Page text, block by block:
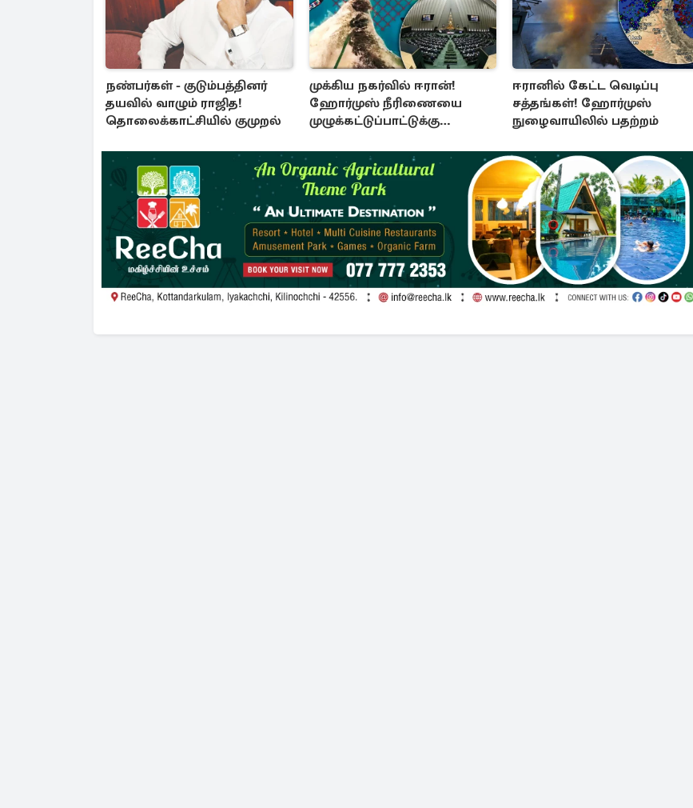
நண்பர்கள் - குடும்பத்தினர்
தயவில் வாழும் ராஜித!
தொலைக்காட்சியில் குமுறல்
முக்கிய நகர்வில் ஈரான்!
ஹோர்முஸ் நீரிணையை
முழுக்கட்டுப்பாட்டுக்கு
ஈரானில் கேட்ட வெடிப்பு
சத்தங்கள்! ஹோர்முஸ்
நுழைவாயிலில் பதற்றம்